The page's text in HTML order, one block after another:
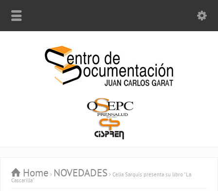
Home NOVEDADES
Celia Sarquís presenta su libro “La
Cascarilla”